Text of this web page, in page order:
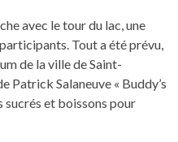
avec le tour du lac, une
Tout a été prévu,
de la ville de Saint-
Patrick Salaneuve « Buddy’s
sucrés et boissons pour